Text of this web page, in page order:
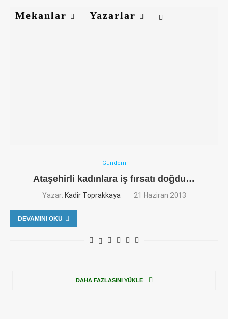
Mekanlar
Yazarlar
Gündem
Ataşehirli kadınlara iş fırsatı doğdu…
Yazar: Kadir Toprakkaya 21 Haziran 2013
DEVAMINI OKU
DAHA FAZLASINI YÜKLE